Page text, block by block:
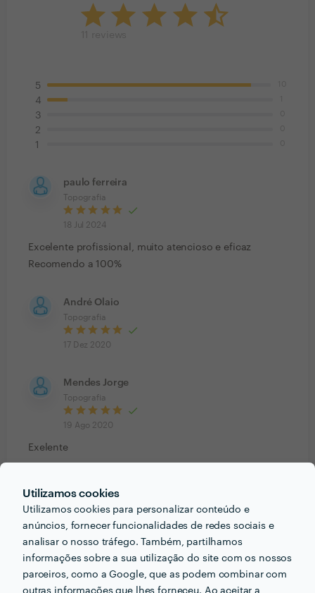
Utilizamos cookies
Utilizamos cookies para personalizar conteúdo e
anúncios, fornecer funcionalidades de redes sociais e
analisar o nosso tráfego. Também, partilhamos
informações sobre a sua utilização do site com os nossos
parceiros, como a Google, que as podem combinar com
outras informações que lhes forneceu. Ao aceitar a
5
4
3
2
1
paulo ferreira
Topografia
18 Jul 2024
Excelente profissional, muito atencioso e eficaz
Recomendo a 100%
André Olaio
Topografia
17 Dez 2020
Mendes Jorge
Topografia
19 Ago 2020
Exelente
19 Ago 2020
excelente com pessoas assim o nosso país andaria
para a frente, obrigada topógrafo Sr Carlos Fernandes.